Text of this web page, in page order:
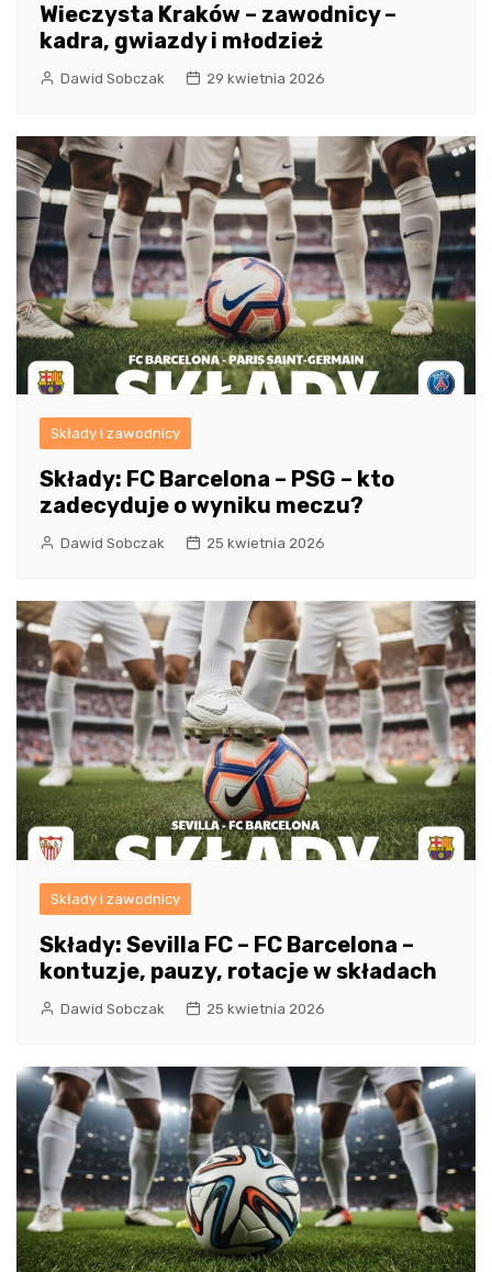
Wieczysta Kraków – zawodnicy –
kadra, gwiazdy i młodzież
Dawid Sobczak 29 kwietnia 2026
Składy i zawodnicy
Składy: FC Barcelona – PSG – kto
zadecyduje o wyniku meczu?
Dawid Sobczak 25 kwietnia 2026
Składy i zawodnicy
Składy: Sevilla FC – FC Barcelona –
kontuzje, pauzy, rotacje w składach
Dawid Sobczak 25 kwietnia 2026